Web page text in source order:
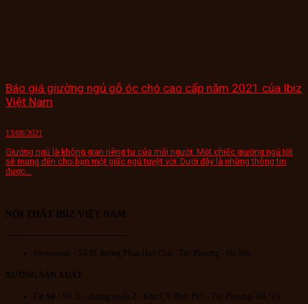
Báo giá giường ngủ gỗ óc chó cao cấp năm 2021 của Ibiz
Việt Nam
13/08/2021
Giường ngủ là không gian riêng tư của mỗi người. Một chiếc giường ngủ tốt
sẽ mang đến cho bạn một giấc ngủ tuyệt vời. Dưới đây là những thông tin
được...
NỘI THẤT IBIZ VIỆT NAM
Showroom - Số 01 đường Phan Huy Chú - Tây Phương - Hà Nội
XƯỞNG SẢN XUẤT
Cơ Sở : Số 31 - đường tuyến 2 - Khu CN Bình Phú - Tây Phương- Hà Nội